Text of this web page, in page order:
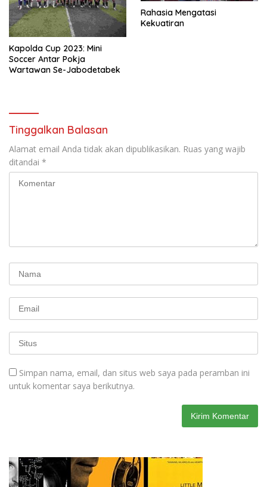
Kapolda Cup 2023: Mini
Soccer Antar Pokja
Wartawan Se-Jabodetabek
Rahasia Mengatasi
Kekuatiran
Tinggalkan Balasan
Alamat email Anda tidak akan dipublikasikan. Ruas yang wajib
ditandai *
Simpan nama, email, dan situs web saya pada peramban ini
untuk komentar saya berikutnya.